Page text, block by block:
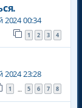
2024 00:34
1 2 3 4
2024 23:28
1 … 5 6 7 8